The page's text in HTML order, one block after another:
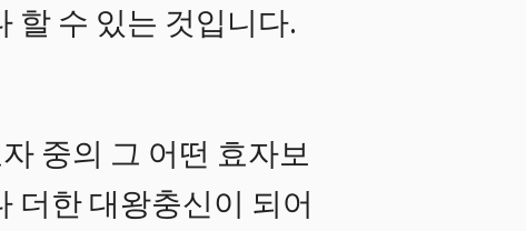
할 수 있는 것입니다.
중의 그 어떤 효자보
더한 대왕충신이 되어